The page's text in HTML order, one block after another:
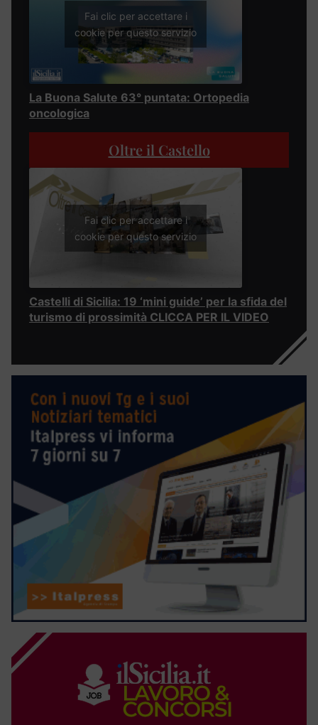
Fai clic per accettare i
cookie per questo servizio
La Buona Salute 63° puntata: Ortopedia
oncologica
Oltre il Castello
Fai clic per accettare i
cookie per questo servizio
Castelli di Sicilia: 19 ‘mini guide’ per la sfida del
turismo di prossimità CLICCA PER IL VIDEO